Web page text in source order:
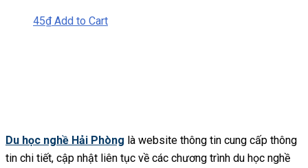
45₫ Add to Cart
Du học nghề Hải Phòng là website thông tin cung cấp thông
tin chi tiết, cập nhật liên tục về các chương trình du học nghề